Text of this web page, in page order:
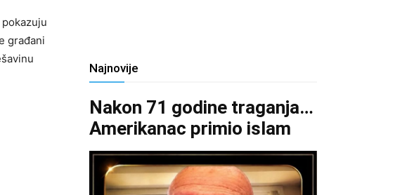
građani
Najnovije
Nakon 71 godine traganja…
Amerikanac primio islam